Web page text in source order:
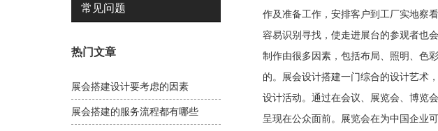
常见问题
热门文章
展会搭建设计要考虑的因素
展会搭建的服务流程都有哪些
作及准备工作，安排客户到工厂实地察
容易识别寻找，使走进展台的参观者也
制作由很多因素，包括布局、照明、色
的。展会设计搭建一门综合的设计艺术
设计活动。通过在会议、展览会、博览
呈现在公众面前。展览会在为中国企业